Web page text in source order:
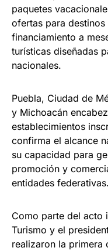
paquetes
ofertas para
financiamiento a
turísticas diseñadas
nacionales.
Puebla, Ciudad de
y Michoacán
establecimientos
confirma el alcance
su capacidad para
promoción y
entidades federativas.
Como parte del acto
Turismo y el
realizaron la primera